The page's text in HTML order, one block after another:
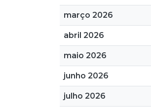
março 2026
abril 2026
maio 2026
junho 2026
julho 2026